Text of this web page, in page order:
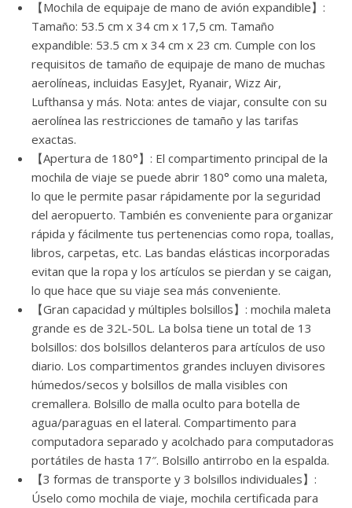
【Mochila de equipaje de mano de avión expandible】:
Tamaño: 53.5 cm x 34 cm x 17,5 cm. Tamaño
expandible: 53.5 cm x 34 cm x 23 cm. Cumple con los
requisitos de tamaño de equipaje de mano de muchas
aerolíneas, incluidas EasyJet, Ryanair, Wizz Air,
Lufthansa y más. Nota: antes de viajar, consulte con su
aerolínea las restricciones de tamaño y las tarifas
exactas.
【Apertura de 180°】: El compartimento principal de la
mochila de viaje se puede abrir 180° como una maleta,
lo que le permite pasar rápidamente por la seguridad
del aeropuerto. También es conveniente para organizar
rápida y fácilmente tus pertenencias como ropa, toallas,
libros, carpetas, etc. Las bandas elásticas incorporadas
evitan que la ropa y los artículos se pierdan y se caigan,
lo que hace que su viaje sea más conveniente.
【Gran capacidad y múltiples bolsillos】: mochila maleta
grande es de 32L-50L. La bolsa tiene un total de 13
bolsillos: dos bolsillos delanteros para artículos de uso
diario. Los compartimentos grandes incluyen divisores
húmedos/secos y bolsillos de malla visibles con
cremallera. Bolsillo de malla oculto para botella de
agua/paraguas en el lateral. Compartimento para
computadora separado y acolchado para computadoras
portátiles de hasta 17″. Bolsillo antirrobo en la espalda.
【3 formas de transporte y 3 bolsillos individuales】:
Úselo como mochila de viaje, mochila certificada para